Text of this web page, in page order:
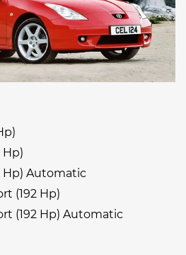
Hp)
Hp) Automatic
(192 Hp)
(192 Hp) Automatic